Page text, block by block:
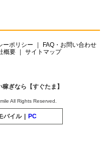
ーポリシー
FAQ・お問い合わせ
概要 サイトマップ
ぎなら【すぐたま】
All Rights Reserved.
バイル | PC